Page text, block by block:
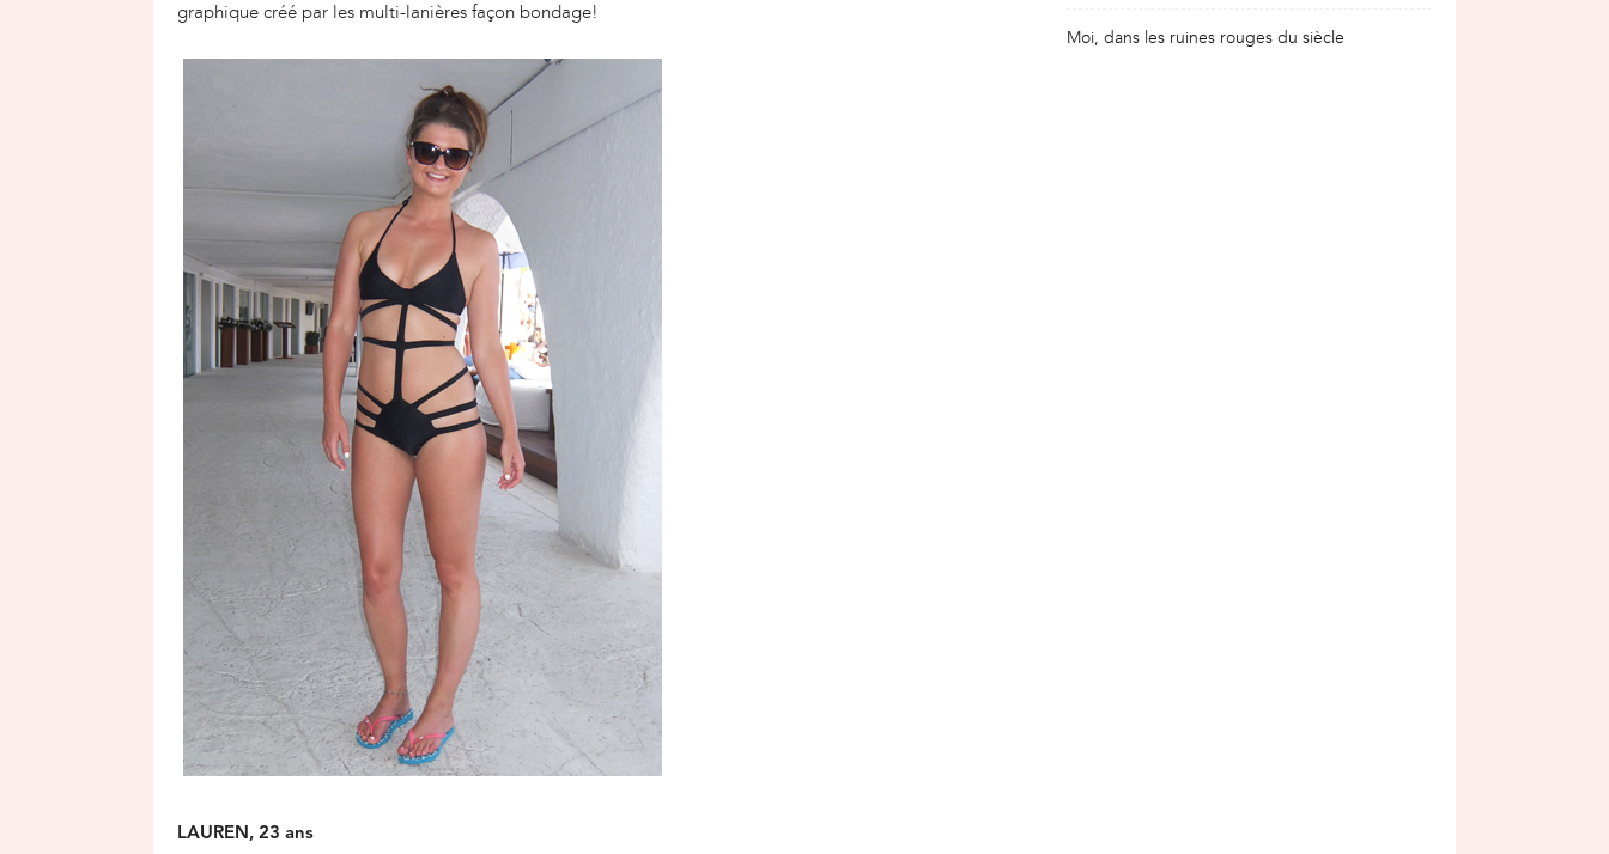
graphique créé par les multi-lanières façon bondage!
LAUREN, 23 ans
Moi, dans les ruines rouges du siècle